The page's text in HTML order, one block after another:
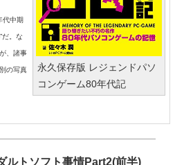
永久保存版 レジェンドパソ
コンゲーム80年代記
代中期
だ。な
、諸事
の写真
ルトソフト事情Part2(前半)